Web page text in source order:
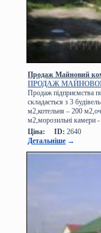
Продаж Майновий
ПРОДАЖ
Продаж підприємства
складається з 3
м2,котельня – 200
м2,морозильні камери
Ціна:
ID: 2640
Детальніше →